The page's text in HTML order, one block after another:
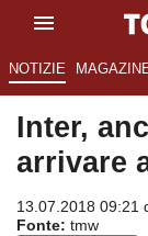
NOTIZIE
Inter,
arrivare
13.07.2018 09:21
Fonte: tmw